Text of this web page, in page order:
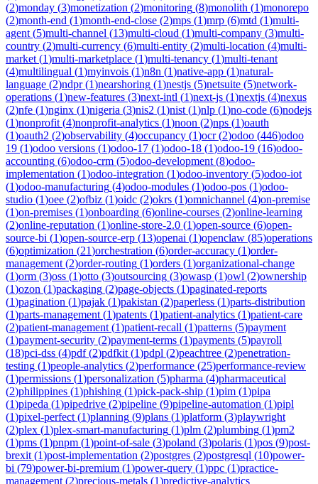
(2)monday (3)monetization (2)monitoring (8)monolith (1)monorepo
(2)month-end (1)month-end-close (2)mps (1)mrp (6)mtd (1)multi-
agent (5)multi-channel (13)multi-cloud (1)multi-company (3)multi-
country (2)multi-currency (6)multi-entity (2)multi-location (4)multi-
market (1)multi-marketplace (1)multi-tenancy (1)multi-tenant
(4)multilingual (1)myinvois (1)n8n (1)native-app (1)natural-
language (2)ndpr(1)nearshoring (1)nestjs (5)netsuite (5)network-
operations (1)new-features (3)next-intl (1)next-js (1)nextjs (4)nexus
(2)nfe (1)nginx (1)nigeria (3)nis2 (1)nist (1)nlp (1)no-code (6)nodejs
(1)nonprofit (4)nonprofit-analytics (1)noon (2)nps (1)oauth
(1)oauth2 (2)observability (4)occupancy (1)ocr(2)odoo (446)odoo
19 (1)odoo versions (1)odoo-17 (1)odoo-18 (1)odoo-19 (16)odoo-
accounting (6)odoo-crm (5)odoo-development (8)odoo-
implementation (1)odoo-integration (1)odoo-inventory (5)odoo-iot
(1)odoo-manufacturing (4)odoo-modules (1)odoo-pos (1)odoo-
studio (1)oee (2)ofbiz (1)oidc (2)okrs (1)omnichannel (4)on-premise
(1)on-premises (1)onboarding (6)online-courses (2)online-learning
(2)online-reputation (1)online-store-2.0 (1)open-source (6)open-
source-bi (1)open-source-erp (13)openai (1)openclaw (85)operations
(6)optimization (21)orchestration (6)order-accuracy (1)order-
management (2)order-routing (1)orders (1)organizational-change
(1)orm (3)oss (1)otto (3)outsourcing (3)owasp (1)owl (2)ownership
(1)ozon (1)packaging (2)page-objects (1)paginated-reports
(1)pagination (1)pajak (1)pakistan (2)paperless (1)parts-distribution
(1)parts-management (1)patents (1)patient-analytics (1)patient-care
(2)patient-management (1)patient-recall (1)patterns (5)payment
(1)payment-security (2)payment-terms (1)payments (5)payroll
(18)pci-dss (4)pdf(2)pdfkit (1)pdpl (2)peachtree (2)penetration-
testing (1)people-analytics (2)performance (25)performance-review
(1)permissions (1)personalization (5)pharma (4)pharmaceutical
(2)philippines (1)phishing (1)pick-pack-ship (1)pim (1)pipa
(1)pipeda (1)pipedrive (2)pipeline (9)pipeline-automation (1)pipl
(1)pixel-perfect (1)planning (9)plans (1)platform (3)playwright
(2)plex (1)plex-smart-manufacturing (1)plm (2)plumbing (1)pm2
(1)pms (1)pnpm (1)point-of-sale (3)poland (3)polaris (1)pos (9)post-
brexit (1)post-implementation (2)postgres (2)postgresql (10)power-
bi (79)power-bi-premium (1)power-query (1)ppc (1)practice-
management (2)precious-metals (1)predictive-analytics